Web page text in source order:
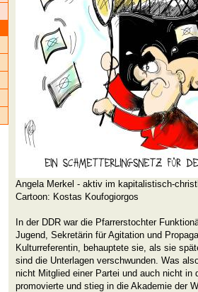
Angela Merkel - aktiv im kapitalistisch-
Cartoon: Kostas Koufogiorgos
In der DDR war die Pfarrerstochter
Jugend, Sekretärin für Agitation und
Kulturreferentin, behauptete sie, als sie
sind die Unterlagen verschwunden. Was
nicht Mitglied einer Partei und auch nicht in
promovierte und stieg in die Akademie der